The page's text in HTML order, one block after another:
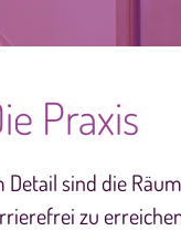
Praxis
sind die
zu